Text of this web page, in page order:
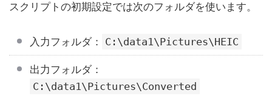
スクリプトの初期設定では次のフォルダを使います。
入力フォルダ： C:\data1\Pictures\HEIC
出力フォルダ：
C:\data1\Pictures\Converted